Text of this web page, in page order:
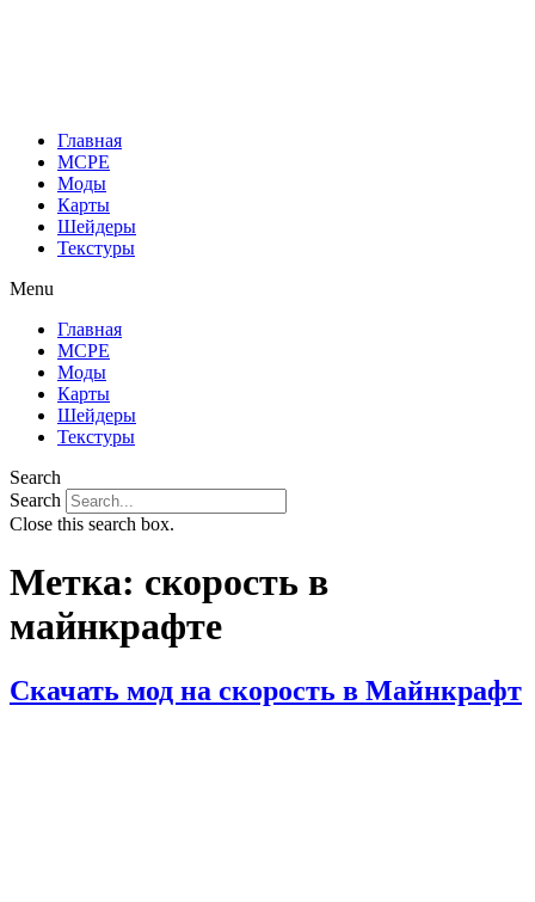
Главная
MCPE
Моды
Карты
Шейдеры
Текстуры
Menu
Главная
MCPE
Моды
Карты
Шейдеры
Текстуры
Search
Search
Close this search box.
Метка: скорость в
майнкрафте
Скачать мод на скорость в Майнкрафт